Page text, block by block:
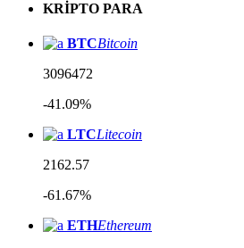
KRİPTO PARA
BTCBitcoin
3096472
-41.09%
LTCLitecoin
2162.57
-61.67%
ETHEthereum